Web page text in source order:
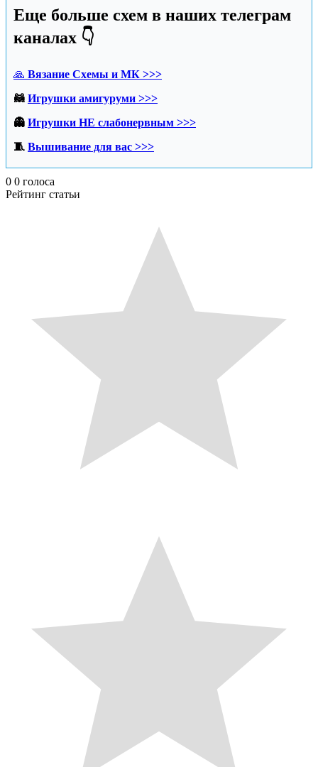
Еще больше схем в наших телеграм
каналах 👇
🙏 Вязание Схемы и МК >>>
🦝 Игрушки амигуруми >>>
👻 Игрушки НЕ слабонервным >>>
🧵 Вышивание для вас >>>
0 0 голоса
Рейтинг статьи